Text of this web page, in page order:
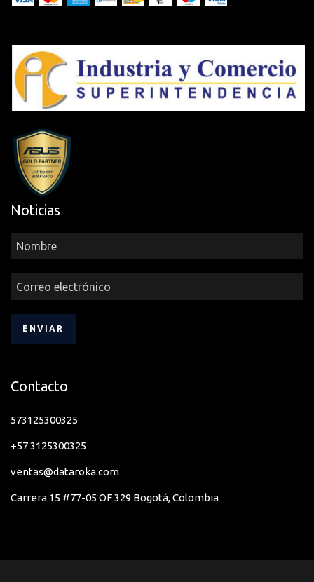
Noticias
Contacto
573125300325
+57 3125300325
ventas@dataroka.com
Carrera 15 #77-05 OF 329 Bogotá, Colombia